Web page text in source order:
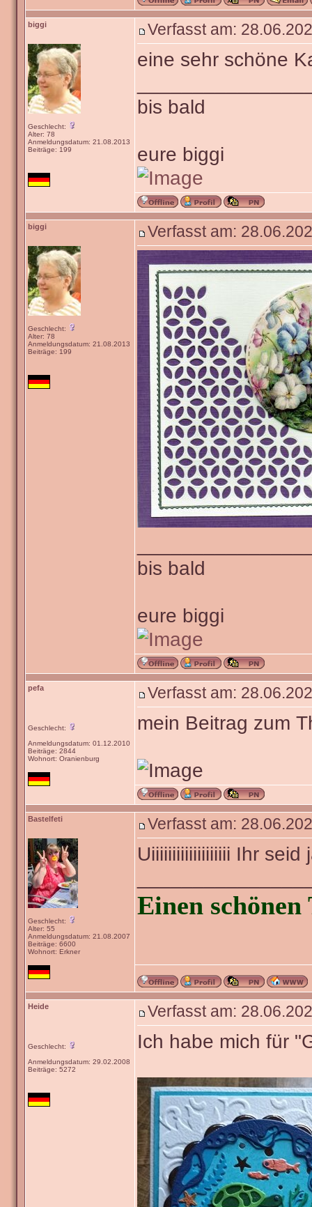
biggi
Geschlecht:
Alter: 78
Anmeldungsdatum: 21.08.2013
Beiträge: 199
Verfasst am:
eine sehr schöne
bis bald
eure biggi
biggi
Geschlecht:
Alter: 78
Anmeldungsdatum: 21.08.2013
Beiträge: 199
Verfasst am:
bis bald
eure biggi
pefa
Geschlecht:
Anmeldungsdatum: 01.12.2010
Beiträge: 2844
Wohnort: Oranienburg
Verfasst am:
mein Beitrag zum
Bastelfeti
Geschlecht:
Alter: 55
Anmeldungsdatum: 21.08.2007
Beiträge: 6600
Wohnort: Erkner
Verfasst am:
Uiiiiiiiiiiiiiiiiiii Ihr
Einen
Heide
Geschlecht:
Anmeldungsdatum: 29.02.2008
Beiträge: 5272
Verfasst am:
Ich habe mich für